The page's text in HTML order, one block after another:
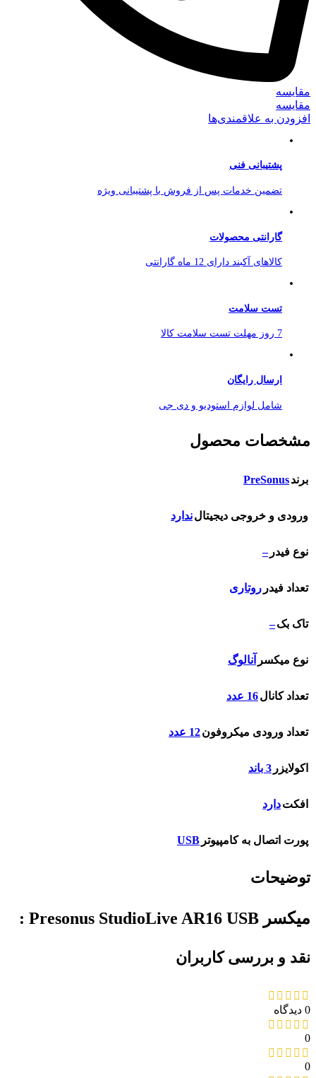
مقایسه
مقایسه
افزودن به علاقمندی‌ها
پشتیبانی فنی
تضمین خدمات پس از فروش با پشتیبانی ویژه
گارانتی محصولات
کالاهای آکبند دارای 12 ماه گارانتی
تست سلامت
7 روز مهلت تست سلامت کالا
ارسال رایگان
شامل لوازم استودیو و دی جی
مشخصات محصول
برندPreSonus
ورودی و خروجی دیجیتالندارد
نوع فیدر –
تعداد فیدر روتاری
تاک بک–
نوع میکسر آنالوگ
تعداد کانال16 عدد
تعداد ورودی میکروفون12 عدد
اکولایزر 3 باند
افکتدارد
پورت اتصال به کامپیوتر USB
توضیحات
میکسر Presonus StudioLive AR16 USB :
نقد و بررسی کاربران
0 دیدگاه
0
0